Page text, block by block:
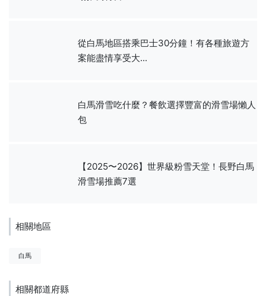
從白馬地區搭乘巴士30分鐘！有各種旅遊方
案能盡情享受大...
白馬滑雪吃什麼？餐飲選擇豐富的滑雪場懶人
包
【2025〜2026】世界級粉雪天堂！長野白馬
滑雪場推薦7選
相關地區
白馬
相關都道府縣